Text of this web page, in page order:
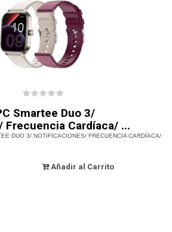
Smartee Duo 3/
Cardíaca/ ...
DUO 3/ NOTIFICACIONES/ FRECUENCIA CARDÍACA/
Añadir al Carrito